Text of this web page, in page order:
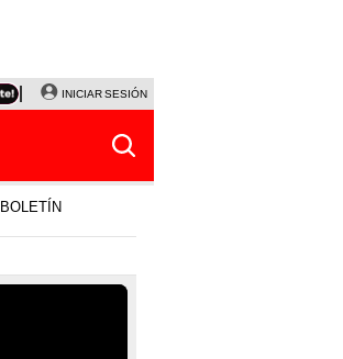
VS CRISTAL 7 DE AGOSTO
INICIAR SESIÓN
BOLETÍN